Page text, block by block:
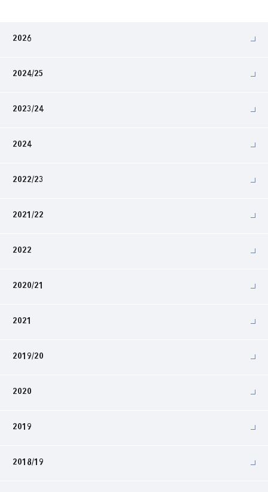
2026
2024/25
2023/24
2024
2022/23
2021/22
2022
2020/21
2021
2019/20
2020
2019
2018/19